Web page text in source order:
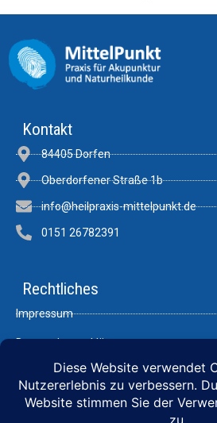
Kontakt
84405 Dorfen
Oberdorfener Straße 1b
info@heilpraxis-mittelpunkt.de
0151 26782391
Rechtliches
Impressum
Datenschutzerklärung
Links